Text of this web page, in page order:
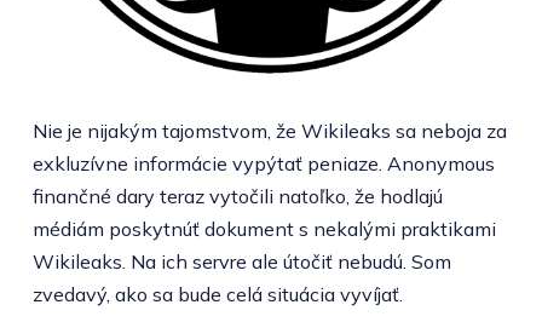
Nie je nijakým tajomstvom, že Wikileaks sa neboja za
exkluzívne informácie vypýtať peniaze. Anonymous
finančné dary teraz vytočili natoľko, že hodlajú
médiám poskytnúť dokument s nekalými praktikami
Wikileaks. Na ich servre ale útočiť nebudú. Som
zvedavý, ako sa bude celá situácia vyvíjať.